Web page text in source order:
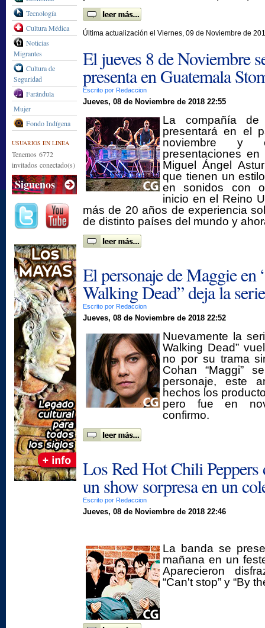
Última actualización el Viernes, 09 de Noviembre de
El jueves 8 de Noviembre
presenta en Guatemala
Escrito por Redaccion
Jueves, 08 de Noviembre de 2018 22:55
La compañía
presentará en el
noviembre y
presentaciones
Miguel Ángel
que tienen un
en sonidos con
inicio en el Reino
más de 20 años de experiencia
de distinto países del mundo y
El personaje de Maggie en
Walking Dead” deja la serie
Escrito por Redaccion
Jueves, 08 de Noviembre de 2018 22:52
Nuevamente la
Walking Dead”
no por su trama
Cohan “Maggi”
personaje, este
hechos los
pero fue en
confirmo.
Los Red Hot Chili Peppers
un show sorpresa en un
Escrito por Redaccion
Jueves, 08 de Noviembre de 2018 22:46
La banda se
mañana en un
Aparecieron
“Can't stop” y “By
Tecnología
Cultura Médica
Noticias
Migrantes
Cultura de
Seguridad
Farándula
Mujer
Fondo Indígena
USUARIOS EN LINEA
Tenemos 6772
invitados conectado(s)
Siguenos